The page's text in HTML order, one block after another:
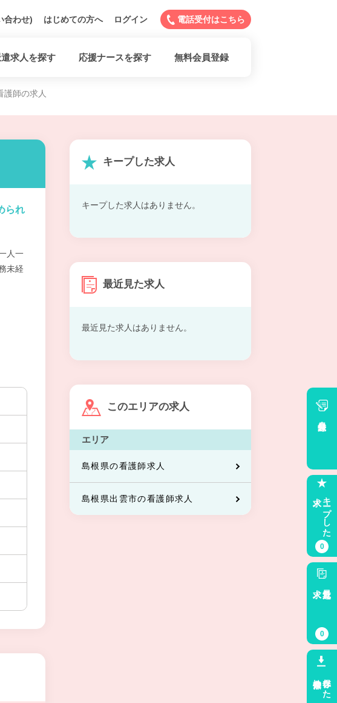
合わせ) はじめての方へ ログイン 電話受付はこちら
求人を探す 応援ナースを探す 無料会員登録
護師の求人
られ
人一
未経
キープした求人
キープした求人はありません。
最近見た求人
最近見た求人はありません。
このエリアの求人
エリア
島根県の看護師求人
島根県出雲市の看護師求人 キープした
0
最近見た
0
保存した